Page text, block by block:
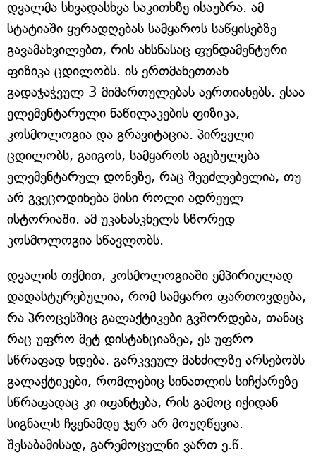
დვალმა სხვადასხვა საკითხზე ისაუბრა. ამ
სტატიაში ყურადღებას სამყაროს საწყისებზე
გავამახვილებთ, რის ახსნასაც ფუნდამენტური
ფიზიკა ცდილობს. ის ერთმანეთთან
გადაჯაჭვულ 3 მიმართულებას აერთიანებს. ესაა
ელემენტარული ნაწილაკების ფიზიკა,
კოსმოლოგია და გრავიტაცია. პირველი
ცდილობს, გაიგოს, სამყაროს აგებულება
ელემენტარულ დონეზე, რაც შეუძლებელია, თუ
არ გვეცოდინება მისი როლი ადრეულ
ისტორიაში. ამ უკანასკნელს სწორედ
კოსმოლოგია სწავლობს.
დვალის თქმით, კოსმოლოგიაში ემპირიულად
დადასტურებულია, რომ სამყარო ფართოვდება,
რა პროცესშიც გალაქტიკები გვშორდება, თანაც
რაც უფრო მეტ დისტანციაზეა, ეს უფრო
სწრაფად ხდება. გარკვეულ მანძილზე არსებობს
გალაქტიკები, რომლებიც სინათლის სიჩქარეზე
სწრაფადაც კი იფანტება, რის გამოც იქიდან
სიგნალს ჩვენამდე ჯერ არ მოუღწევია.
შესაბამისად, გარემოცულნი ვართ ე.წ.